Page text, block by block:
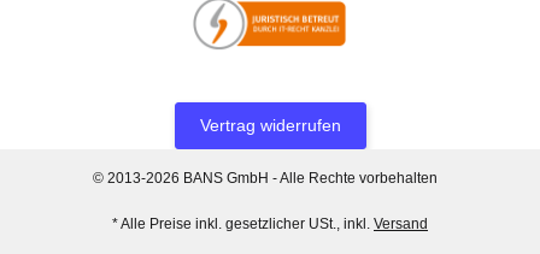
Vertrag widerrufen
© 2013-2026 BANS GmbH - Alle Rechte vorbehalten
* Alle Preise inkl. gesetzlicher USt., inkl. Versand